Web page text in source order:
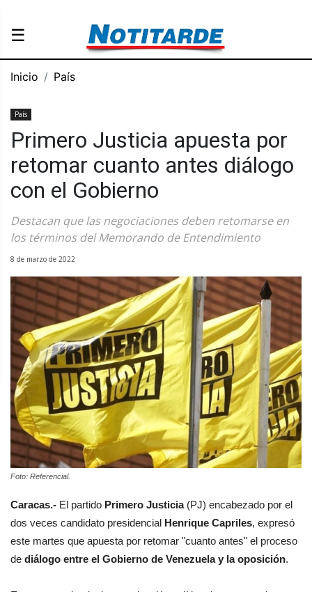
☰
Inicio País
País
Primero Justicia apuesta por
retomar cuanto antes diálogo
con el Gobierno
Destacan que las negociaciones deben retomarse en
los términos del Memorando de Entendimiento
8 de marzo de 2022
Foto: Referencial.
Caracas.- El partido Primero Justicia(PJ) encabezado por el
dos veces candidato presidencial Henrique Capriles, expresó
este martes que apuesta por retomar "cuanto antes" el proceso
de diálogo entre el Gobierno de Venezuela y la oposición.